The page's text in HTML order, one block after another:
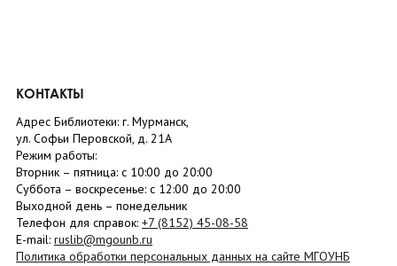
КОНТАКТЫ
Адрес Библиотеки: г. Мурманск,
ул. Софьи Перовской, д. 21А
Режим работы:
Вторник – пятница: с 10:00 до 20:00
Суббота – воскресенье: c 12:00 до 20:00
Выходной день – понедельник
Телефон для справок: +7 (8152) 45-08-58
E-mail: ruslib@mgounb.ru
Политика обработки персональных данных на сайте МГОУНБ